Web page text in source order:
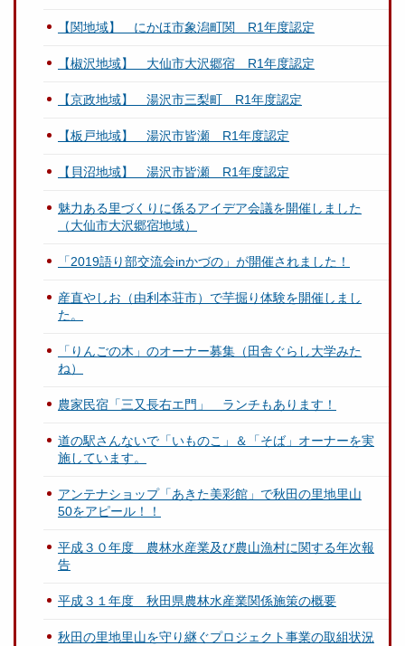
【関地域】 にかほ市象潟町関 R1年度認定
【椒沢地域】 大仙市大沢郷宿 R1年度認定
【京政地域】 湯沢市三梨町 R1年度認定
【板戸地域】 湯沢市皆瀬 R1年度認定
【貝沼地域】 湯沢市皆瀬 R1年度認定
魅力ある里づくりに係るアイデア会議を開催しました
（大仙市大沢郷宿地域）
「2019語り部交流会inかづの」が開催されました！
産直やしお（由利本荘市）で芋掘り体験を開催しまし
た。
「りんごの木」のオーナー募集（田舎ぐらし大学みた
ね）
農家民宿「三又長右エ門」 ランチもあります！
道の駅さんないで「いものこ」＆「そば」オーナーを実
施しています。
アンテナショップ「あきた美彩館」で秋田の里地里山
50をアピール！！
平成３０年度 農林水産業及び農山漁村に関する年次報
告
平成３１年度 秋田県農林水産業関係施策の概要
秋田の里地里山を守り継ぐプロジェクト事業の取組状況